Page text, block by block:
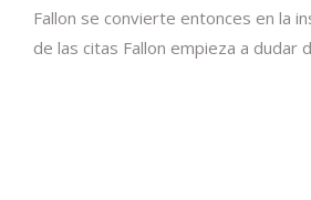
Fallon se convierte entonces en la
de las citas Fallon empieza a dudar